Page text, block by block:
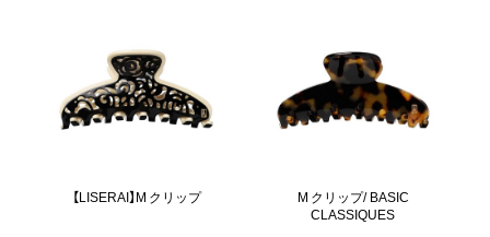
【LISERAI】M クリップ
M クリップ/ BASIC
CLASSIQUES